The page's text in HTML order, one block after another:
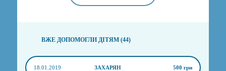
ВЖЕ ДОПОМОГЛИ ДІТЯМ (44)
18.01.2019 ЗАХАРЯН 500 грн